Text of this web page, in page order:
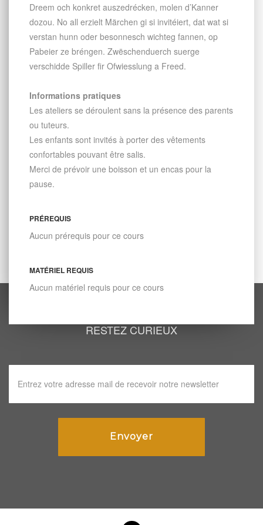
Dreem och konkret auszedrécken, molen d’Kanner
dozou. No all erzielt Märchen gi si invitéiert, dat wat si
verstan hunn oder besonnesch wichteg fannen, op
Pabeier ze bréngen. Zwëschenduerch suerge
verschidde Spiller fir Ofwiesslung a Freed.
Informations pratiques
Les ateliers se déroulent sans la présence des parents
ou tuteurs.
Les enfants sont invités à porter des vêtements
confortables pouvant être salis.
Merci de prévoir une boisson et un encas pour la
pause.
PRÉREQUIS
Aucun prérequis pour ce cours
MATÉRIEL REQUIS
Aucun matériel requis pour ce cours
RESTEZ CURIEUX